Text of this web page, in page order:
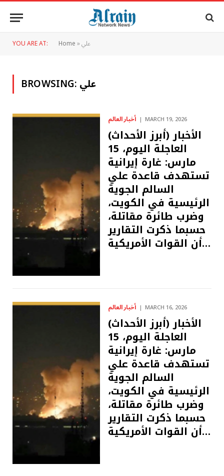
YOU ARE AT: Home»علي
BROWSING:علي
أخبار العالم MARCH 19, 2026
(أبرز الأحداث) الأخبار
العاجلة اليوم، 15
مارس: غارة إيرانية
تستهدف قاعدة علي
السالم الجوية
الرئيسية في الكويت،
وضرب طائرة مقاتلة،
حسبما ذكرت التقارير
أن القوات الأمريكية…
أخبار العالم MARCH 16, 2026
(أبرز الأحداث) الأخبار
العاجلة اليوم، 15
مارس: غارة إيرانية
تستهدف قاعدة علي
السالم الجوية
الرئيسية في الكويت،
وضرب طائرة مقاتلة،
حسبما ذكرت التقارير
أن القوات الأمريكية…